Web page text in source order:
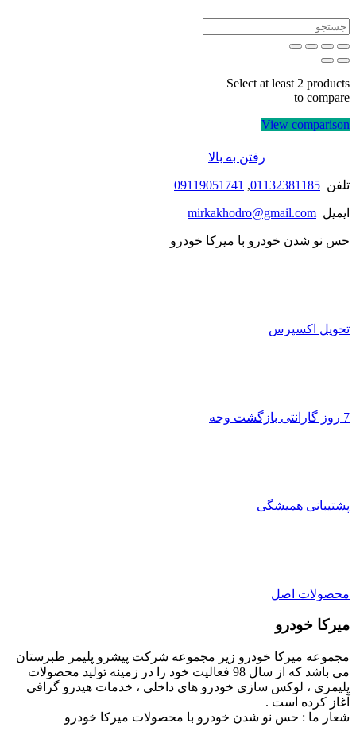
Select at least 2 products
to compare
View comparison
رفتن به بالا
تلفن 01132381185
,
09119051741
ایمیل mirkakhodro@gmail.com
حس نو شدن خودرو با میرکا خودرو
تحویل اکسپرس
7 روز گارانتی بازگشت وجه
پشتیبانی همیشگی
محصولات اصل
میرکا خودرو
مجموعه میرکا خودرو زیر مجموعه شرکت پیشرو پلیمر طبرستان
می باشد که از سال 98 فعالیت خود را در زمینه تولید محصولات
پلیمری ، لوکس سازی خودرو های داخلی ، خدمات هیدرو گرافی
آغاز کرده است .
شعار ما : حس نو شدن خودرو با محصولات میرکا خودرو